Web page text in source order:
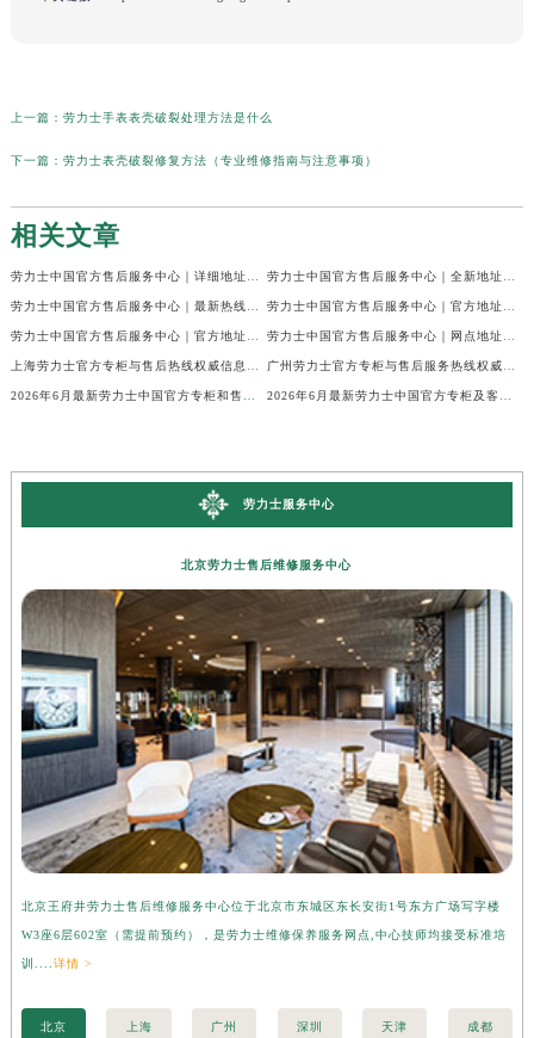
上一篇： 劳力士手表表壳破裂处理方法是什么
下一篇： 劳力士表壳破裂修复方法（专业维修指南与注意事项）
相关文章
劳力士服务中心
北京劳力士售后维修服务中心
北京王府井劳力士售后维修服务中心位于北京市东城区东长安街1号东方广场写字楼
W3座6层602室（需提前预约），是劳力士维修保养服务网点,中心技师均接受标准培
训....详情 >
北京 上海 广州 深圳 天津 成都